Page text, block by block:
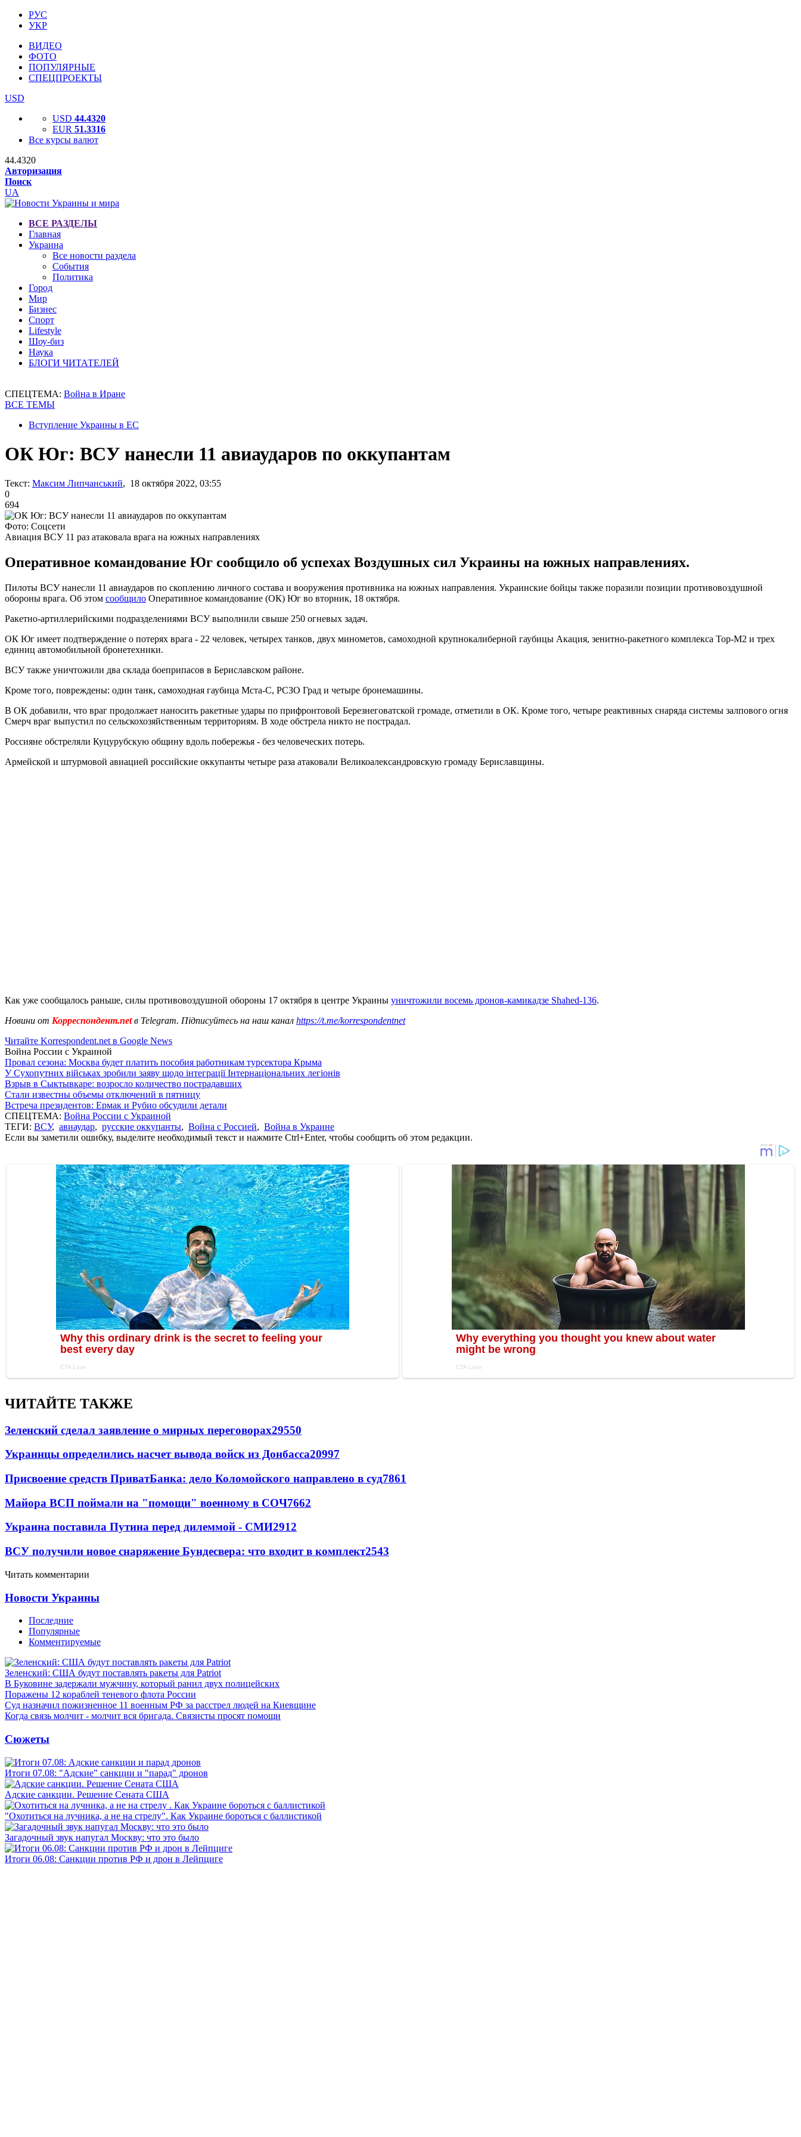
РУС
УКР
ВИДЕО
ФОТО
ПОПУЛЯРНЫЕ
СПЕЦПРОЕКТЫ
USD
USD 44.4320
EUR 51.3316
Все курсы валют
44.4320
Авторизация
Поиск
UA
ВСЕ РАЗДЕЛЫ
Главная
Украина
Все новости раздела
События
Политика
Город
Мир
Бизнес
Спорт
Lifestyle
Шоу-биз
Наука
БЛОГИ ЧИТАТЕЛЕЙ
СПЕЦТЕМА: Война в Иране
ВСЕ ТЕМЫ
Вступление Украины в ЕС
ОК Юг: ВСУ нанесли 11 авиаударов по оккупантам
Текст: Максим Липчанський, 18 октября 2022, 03:55
0
694
Фото: Соцсети
Авиация ВСУ 11 раз атаковала врага на южных направлениях
Оперативное командование Юг сообщило об успехах Воздушных сил Украины на южных направлениях.
Пилоты ВСУ нанесли 11 авиаударов по скоплению личного состава и вооружения противника на южных направления. Украинские бойцы также поразили позиции противовоздушной
обороны врага. Об этом сообщило Оперативное командование (ОК) Юг во вторник, 18 октября.
Ракетно-артиллерийскими подразделениями ВСУ выполнили свыше 250 огневых задач.
ОК Юг имеет подтверждение о потерях врага - 22 человек, четырех танков, двух минометов, самоходной крупнокалиберной гаубицы Акация, зенитно-ракетного комплекса Тор-М2 и трех
единиц автомобильной бронетехники.
ВСУ также уничтожили два склада боеприпасов в Бериславском районе.
Кроме того, повреждены: один танк, самоходная гаубица Мста-С, РСЗО Град и четыре бронемашины.
В ОК добавили, что враг продолжает наносить ракетные удары по прифронтовой Березнеговатской громаде, отметили в ОК. Кроме того, четыре реактивных снаряда системы залпового огня
Смерч враг выпустил по сельскохозяйственным территориям. В ходе обстрела никто не пострадал.
Россияне обстреляли Куцурубскую общину вдоль побережья - без человеческих потерь.
Армейской и штурмовой авиацией российские оккупанты четыре раза атаковали Великоалександровскую громаду Бериславщины.
Как уже сообщалось раньше, силы противовоздушной обороны 17 октября в центре Украины уничтожили восемь дронов-камикадзе Shahed-136.
Новини от Корреспондент.netв Telegram. Підписуйтесь на наш канал https://t.me/korrespondentnet
Читайте Korrespondent.net в Google News
Война России с Украиной
Провал сезона: Москва будет платить пособия работникам турсектора Крыма
У Сухопутних військах зробили заяву щодо інтеграції Інтернаціональних легіонів
Взрыв в Сыктывкаре: возросло количество пострадавших
Стали известны объемы отключений в пятницу
Встреча президентов: Ермак и Рубио обсудили детали
СПЕЦТЕМА: Война России с Украиной
ТЕГИ: ВСУ, авиаудар, русские оккупанты, Война с Россией, Война в Украине
Если вы заметили ошибку, выделите необходимый текст и нажмите Ctrl+Enter, чтобы сообщить об этом редакции.
ЧИТАЙТЕ ТАКЖЕ
Зеленский сделал заявление о мирных переговорах29550
Украинцы определились насчет вывода войск из Донбасса20997
Присвоение средств ПриватБанка: дело Коломойского направлено в суд7861
Майора ВСП поймали на "помощи" военному в СОЧ7662
Украина поставила Путина перед дилеммой - СМИ2912
ВСУ получили новое снаряжение Бундесвера: что входит в комплект2543
Читать комментарии
Новости Украины
Последние
Популярные
Комментируемые
Зеленский: США будут поставлять ракеты для Patriot
В Буковине задержали мужчину, который ранил двух полицейских
Поражены 12 кораблей теневого флота России
Суд назначил пожизненное 11 военным РФ за расстрел людей на Киевщине
Когда связь молчит - молчит вся бригада. Связисты просят помощи
Сюжеты
Итоги 07.08: "Адские" санкции и "парад" дронов
Адские санкции. Решение Сената США
"Охотиться на лучника, а не на стрелу". Как Украине бороться с баллистикой
Загадочный звук напугал Москву: что это было
Итоги 06.08: Санкции против РФ и дрон в Лейпциге